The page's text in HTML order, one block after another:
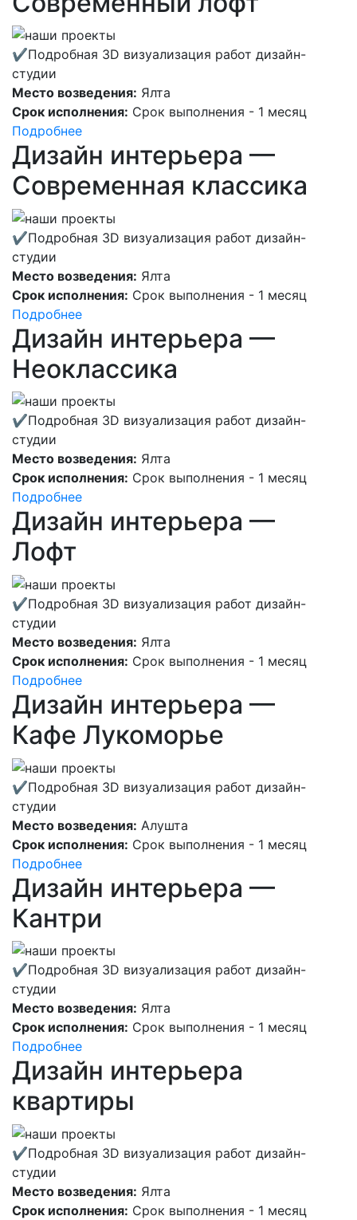
✔Подробная 3D визуализация работ дизайн-
студии
Место возведения: Ялта
Срок исполнения: Срок выполнения - 1 месяц
Подробнее
Дизайн интерьера —
Современная классика
✔Подробная 3D визуализация работ дизайн-
студии
Место возведения: Ялта
Срок исполнения: Срок выполнения - 1 месяц
Подробнее
Дизайн интерьера —
Неоклассика
✔Подробная 3D визуализация работ дизайн-
студии
Место возведения: Ялта
Срок исполнения: Срок выполнения - 1 месяц
Подробнее
Дизайн интерьера —
Лофт
✔Подробная 3D визуализация работ дизайн-
студии
Место возведения: Ялта
Срок исполнения: Срок выполнения - 1 месяц
Подробнее
Дизайн интерьера —
Кафе Лукоморье
✔Подробная 3D визуализация работ дизайн-
студии
Место возведения: Алушта
Срок исполнения: Срок выполнения - 1 месяц
Подробнее
Дизайн интерьера —
Кантри
✔Подробная 3D визуализация работ дизайн-
студии
Место возведения: Ялта
Срок исполнения: Срок выполнения - 1 месяц
Подробнее
Дизайн интерьера
квартиры
✔Подробная 3D визуализация работ дизайн-
студии
Место возведения: Ялта
Срок исполнения: Срок выполнения - 1 месяц